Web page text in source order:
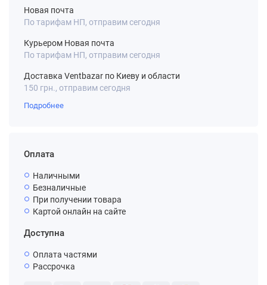
Новая почта
По тарифам НП, отправим сегодня
Курьером Новая почта
По тарифам НП, отправим сегодня
Доставка Ventbazar по Киеву и области
150 грн., отправим сегодня
Подробнее
Оплата
Наличными
Безналичные
При получении товара
Картой онлайн на сайте
Доступна
Оплата частями
Рассрочка